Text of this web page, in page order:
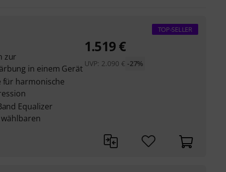
zur
in einem Gerät
für harmonische
Equalizer
TOP-SELLER
1.519€
UVP: 2.090 € -27%